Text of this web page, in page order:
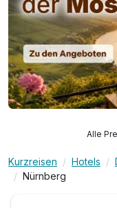
Alle
Kurzreisen Hotels
Nürnberg